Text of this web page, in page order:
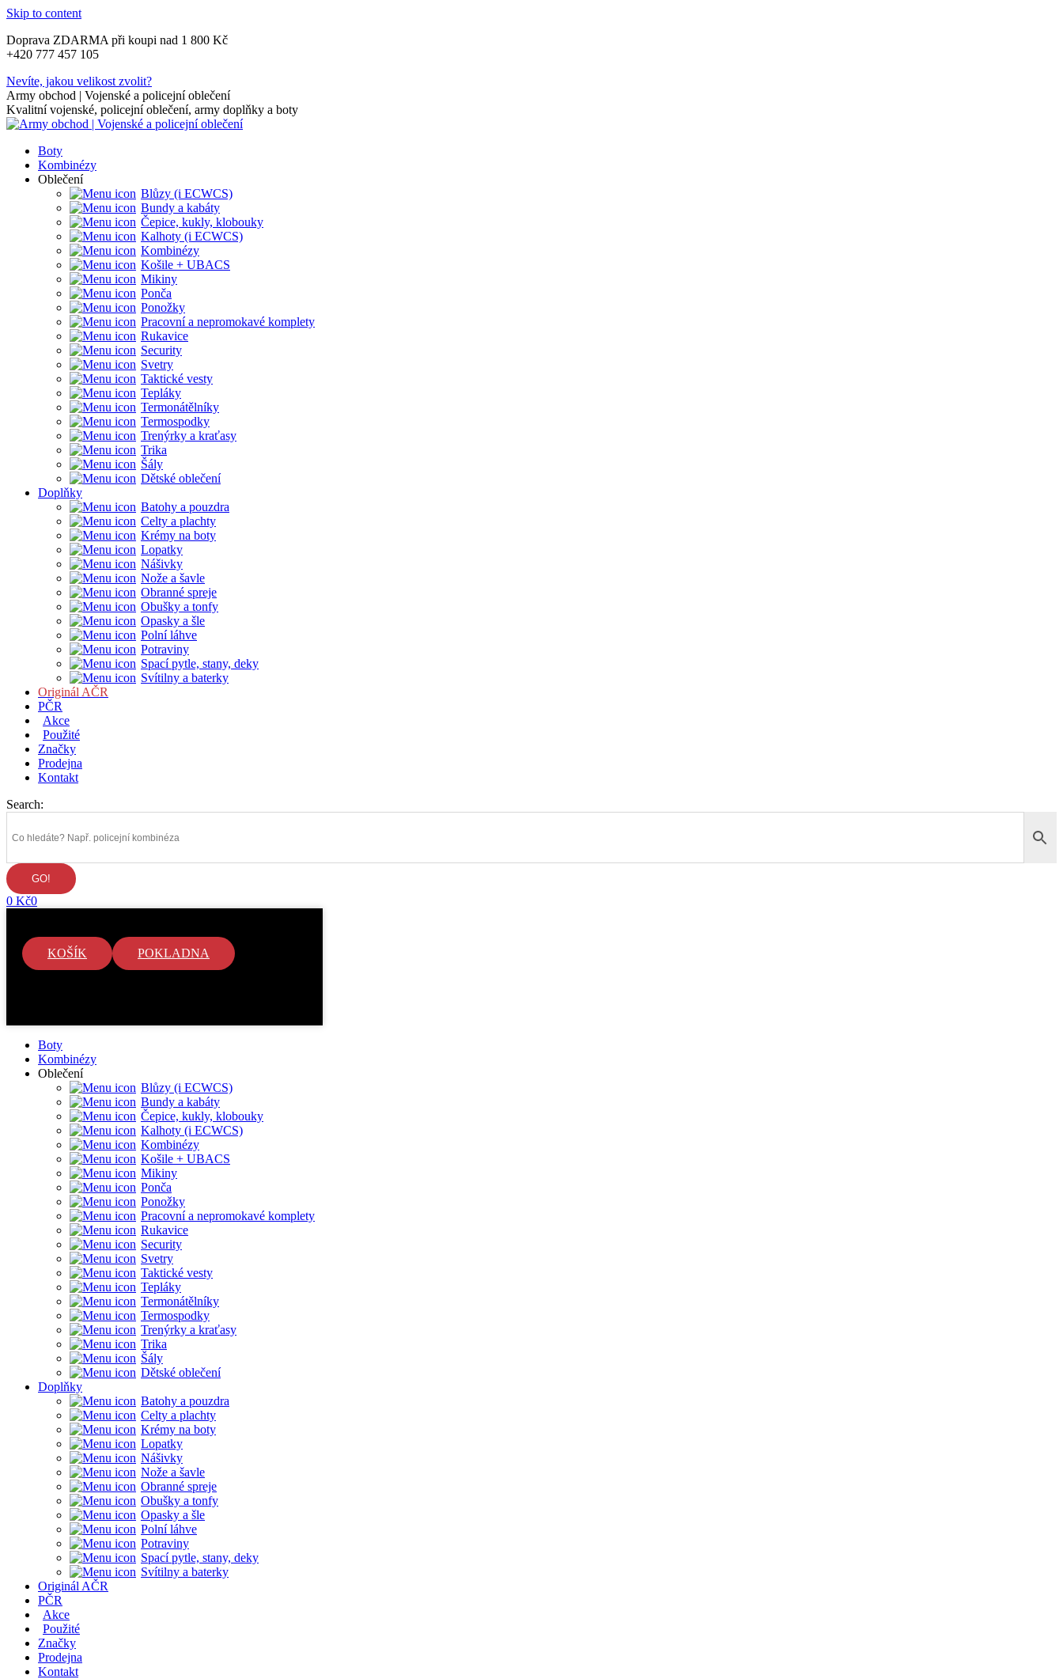
Skip to content
Doprava ZDARMA při koupi nad 1 800 Kč
+420 777 457 105
Nevíte, jakou velikost zvolit?
Army obchod | Vojenské a policejní oblečení
Kvalitní vojenské, policejní oblečení, army doplňky a boty
Boty
Kombinézy
Oblečení
Blůzy (i ECWCS)
Bundy a kabáty
Čepice, kukly, klobouky
Kalhoty (i ECWCS)
Kombinézy
Košile + UBACS
Mikiny
Ponča
Ponožky
Pracovní a nepromokavé komplety
Rukavice
Security
Svetry
Taktické vesty
Tepláky
Termonátělníky
Termospodky
Trenýrky a kraťasy
Trika
Šály
Dětské oblečení
Doplňky
Batohy a pouzdra
Celty a plachty
Krémy na boty
Lopatky
Nášivky
Nože a šavle
Obranné spreje
Obušky a tonfy
Opasky a šle
Polní láhve
Potraviny
Spací pytle, stany, deky
Svítilny a baterky
Originál AČR
PČR
Akce
Použité
Značky
Prodejna
Kontakt
Search:
0 Kč0
KOŠÍK POKLADNA
Boty
Kombinézy
Oblečení
Blůzy (i ECWCS)
Bundy a kabáty
Čepice, kukly, klobouky
Kalhoty (i ECWCS)
Kombinézy
Košile + UBACS
Mikiny
Ponča
Ponožky
Pracovní a nepromokavé komplety
Rukavice
Security
Svetry
Taktické vesty
Tepláky
Termonátělníky
Termospodky
Trenýrky a kraťasy
Trika
Šály
Dětské oblečení
Doplňky
Batohy a pouzdra
Celty a plachty
Krémy na boty
Lopatky
Nášivky
Nože a šavle
Obranné spreje
Obušky a tonfy
Opasky a šle
Polní láhve
Potraviny
Spací pytle, stany, deky
Svítilny a baterky
Originál AČR
PČR
Akce
Použité
Značky
Prodejna
Kontakt